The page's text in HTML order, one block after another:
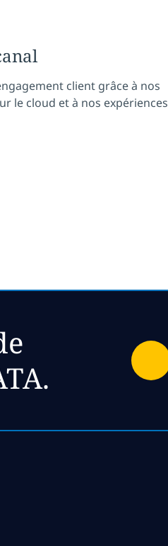
client grâce à nos
le cloud et à nos expériences